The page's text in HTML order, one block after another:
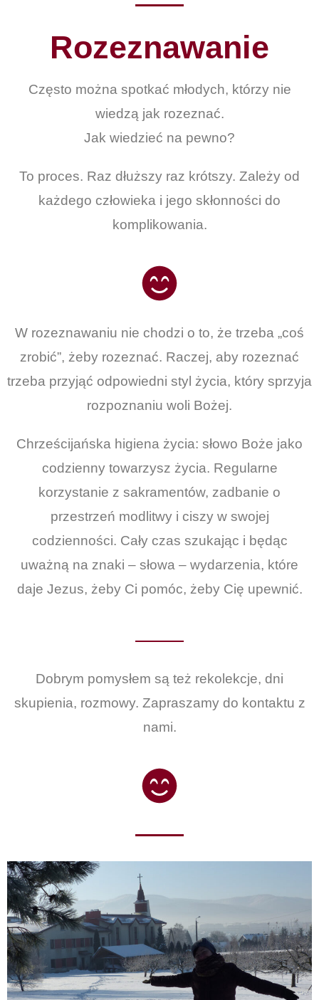
Rozeznawanie
Często można spotkać młodych, którzy nie
wiedzą jak rozeznać.
Jak wiedzieć na pewno?
To proces. Raz dłuższy raz krótszy. Zależy od
każdego człowieka i jego skłonności do
komplikowania.
W rozeznawaniu nie chodzi o to, że trzeba „coś
zrobić”, żeby rozeznać. Raczej, aby rozeznać
trzeba przyjąć odpowiedni styl życia, który sprzyja
rozpoznaniu woli Bożej.
Chrześcijańska higiena życia: słowo Boże jako
codzienny towarzysz życia. Regularne
korzystanie z sakramentów, zadbanie o
przestrzeń modlitwy i ciszy w swojej
codzienności. Cały czas szukając i będąc
uważną na znaki – słowa – wydarzenia, które
daje Jezus, żeby Ci pomóc, żeby Cię upewnić.
Dobrym pomysłem są też rekolekcje, dni
skupienia, rozmowy. Zapraszamy do kontaktu z
nami.